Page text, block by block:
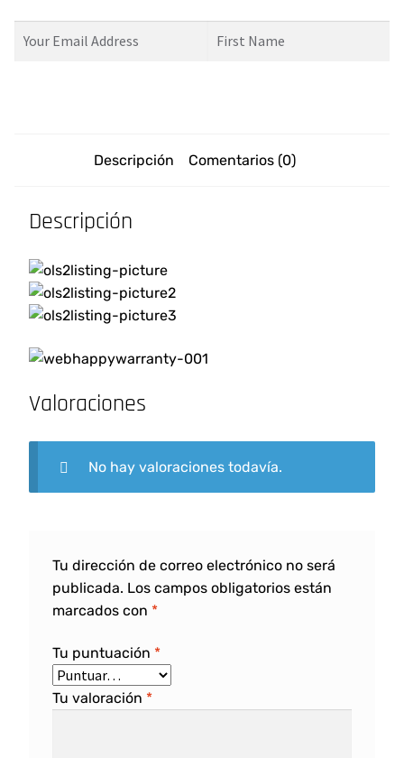
Descripción Comentarios (0)
Descripción
Valoraciones
No hay valoraciones todavía.
Tu dirección de correo electrónico no será
publicada. Los campos obligatorios están
marcados con *
Tu puntuación *
Tu valoración *